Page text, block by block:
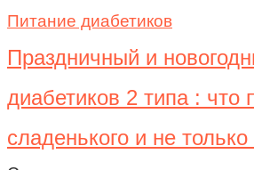
Питание диабетиков
Праздничный и
диабетиков 2 типа : что
сладенького и не